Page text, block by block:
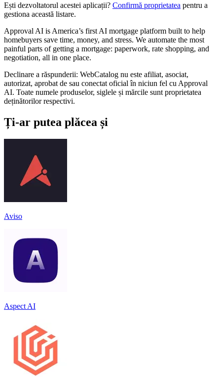
Ești dezvoltatorul acestei aplicații? Confirmă proprietatea pentru a
gestiona această listare.
Approval AI is America’s first AI mortgage platform built to help
homebuyers save time, money, and stress. We automate the most
painful parts of getting a mortgage: paperwork, rate shopping, and
negotiation, all in one place.
Declinare a răspunderii: WebCatalog nu este afiliat, asociat,
autorizat, aprobat de sau conectat oficial în niciun fel cu Approval
AI. Toate numele produselor, siglele și mărcile sunt proprietatea
deținătorilor respectivi.
Ți-ar putea plăcea și
Aviso
Aspect AI